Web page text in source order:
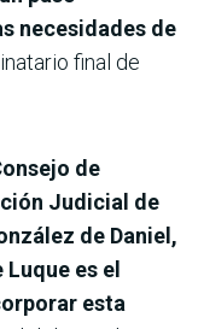
necesidades de
final de
de
Judicial de
de Daniel,
es el
esta